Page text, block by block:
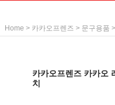
Home > 카카오프렌즈 > 문구용품
카카오프렌즈 카카오
치